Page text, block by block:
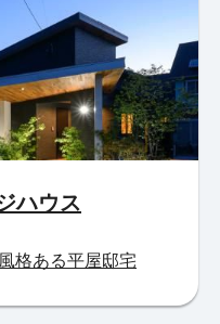
ハウス
格ある平屋邸宅